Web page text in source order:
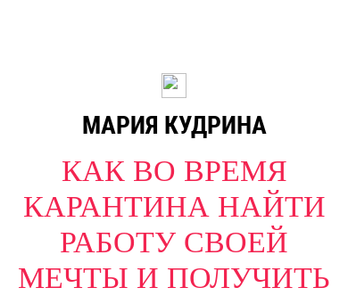
МАРИЯ КУДРИНА
КАК ВО ВРЕМЯ
КАРАНТИНА НАЙТИ
РАБОТУ СВОЕЙ
МЕЧТЫ И ПОЛУЧИТЬ